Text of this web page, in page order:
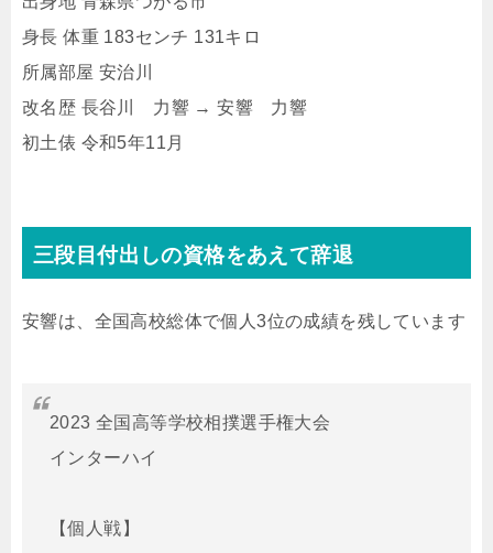
身長 体重 183センチ 131キロ
所属部屋 安治川
改名歴 長谷川 力響 → 安響 力響
初土俵 令和5年11月
三段目付出しの資格をあえて辞退
安響は、全国高校総体で個人3位の成績を残しています
2023 全国高等学校相撲選手権大会
インターハイ
【個人戦】